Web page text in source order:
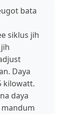
bata
siklus jih
Daya
kilowatt.
daya